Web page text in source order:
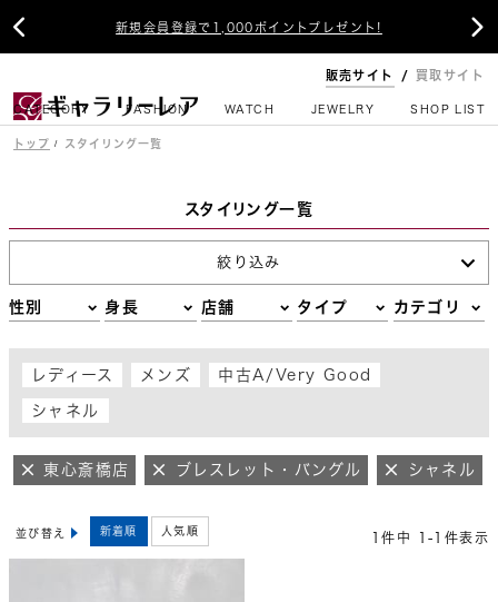
新規会員登録で1,000ポイントプレゼント!
 
販売サイト 買取サイト
CATEGORY FASHION WATCH JEWELRY SHOP LIST
トップ スタイリング一覧
スタイリング一覧
絞り込み
性別 身長 店舗 タイプ カテゴリ
レディース メンズ 中古A/Very Good
シャネル
東心斎橋店 ブレスレット・バングル シャネル
並び替え 新着順 人気順 1件中 1 - 1 件表示